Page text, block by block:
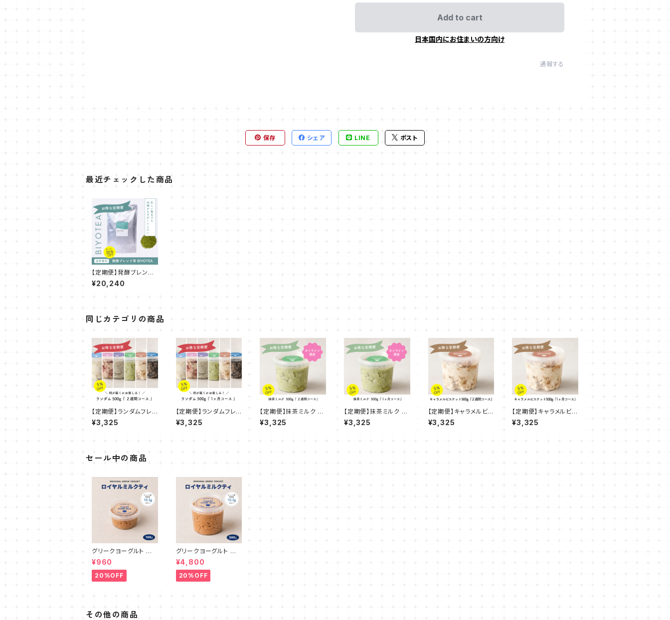
Add to cart
日本国内にお住まいの方向け
通報する
保存 シェア LINE ポスト
最近チェックした商品
【定期便】発酵ブレンド
茶 BIYOTEA ~発酵の
ちからで内側から~【2ヶ
¥20,240
同じカテゴリの商品
【定期便】ランダムフレ
ーバー 500g『２週間コ
ース』
¥3,325
【定期便】ランダムフレ
ーバー 500g『1ヶ月コ
ース』
¥3,325
【定期便】抹茶ミルク 50
0g『２週間コース』
¥3,325
【定期便】抹茶ミルク 50
0g『1ヶ月コース』
¥3,325
【定期便】キャラメルビス
ケット 500g『２週間コ
ース』
¥3,325
【定期便】キャラメルビス
ケット 500g『1ヶ月コー
ス』
¥3,325
セール中の商品
グリークヨーグルト ロ
イヤルミルクティ 100g
¥960
20%OFF
グリークヨーグルト ロ
イヤルミルクティ 500g
¥4,800
20%OFF
その他の商品